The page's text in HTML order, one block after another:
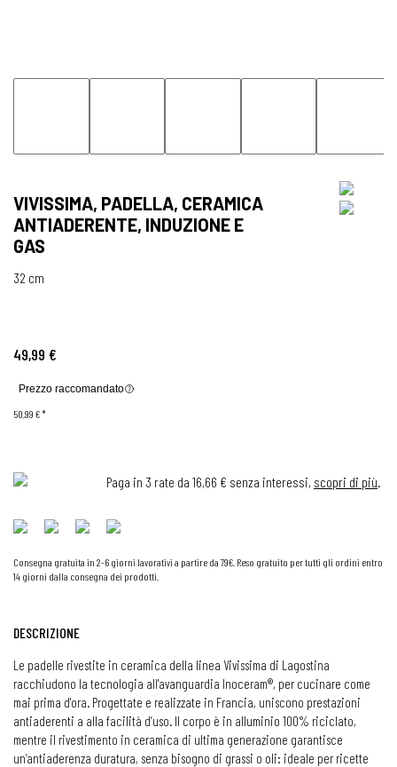
VIVISSIMA, PADELLA, CERAMICA
ANTIADERENTE, INDUZIONE E
GAS
32 cm
49,99 €
Prezzo raccomandato
50,99 €*
Paga in 3 rate da 16,66 € senza interessi, scopri di più.
Consegna gratuita in 2-6 giorni lavorativi a partire da 79€. Reso gratuito per tutti gli ordini entro
14 giorni dalla consegna dei prodotti.
DESCRIZIONE
Le padelle rivestite in ceramica della linea Vivissima di Lagostina
racchiudono la tecnologia all'avanguardia Inoceram®, per cucinare come
mai prima d'ora. Progettate e realizzate in Francia, uniscono prestazioni
antiaderenti a alla facilità d’uso. Il corpo è in alluminio 100% riciclato,
mentre il rivestimento in ceramica di ultima generazione garantisce
un’antiaderenza duratura, senza bisogno di grassi o oli: ideale per ricette